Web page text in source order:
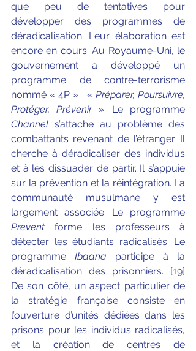
que peu de tentatives pour
développer des programmes de
déradicalisation. Leur élaboration est
encore en cours. Au Royaume-Uni, le
gouvernement a développé un
programme de contre-terrorisme
nommé « 4P » : « Préparer, Poursuivre,
Protéger, Prévenir
Channel s’attache au problème des
combattants revenant de l’étranger. Il
cherche à déradicaliser des individus
et à les dissuader de partir. Il s’appuie
sur la prévention et la réintégration. La
communauté musulmane y est
Prevent forme les professeurs à
détecter les étudiants radicalisés. Le
programme Ibaana participe à la
déradicalisation des prisonniers. [19]
De son côté, un aspect particulier de
la stratégie française consiste en
l’ouverture d’unités dédiées dans les
prisons pour les individus radicalisés,
et la création de centres de